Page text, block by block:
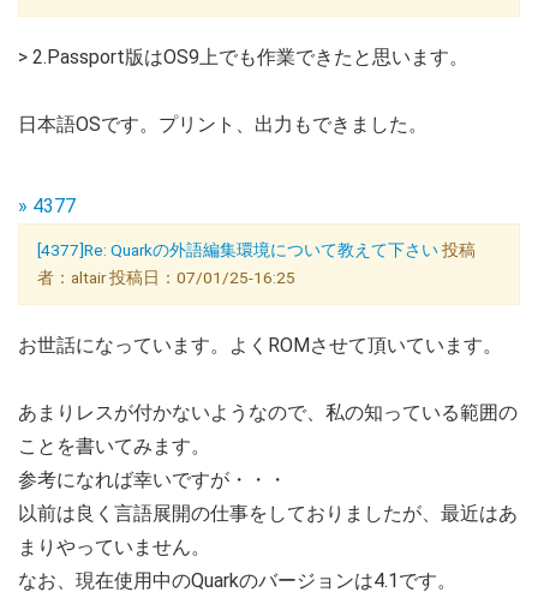
> 2.Passport版はOS9上でも作業できたと思います。
日本語OSです。プリント、出力もできました。
» 4377
[4377]Re: Quarkの外語編集環境について教えて下さい投稿
者：altair 投稿日：07/01/25-16:25
お世話になっています。よくROMさせて頂いています。
あまりレスが付かないようなので、私の知っている範囲の
ことを書いてみます。
参考になれば幸いですが・・・
以前は良く言語展開の仕事をしておりましたが、最近はあ
まりやっていません。
なお、現在使用中のQuarkのバージョンは4.1です。